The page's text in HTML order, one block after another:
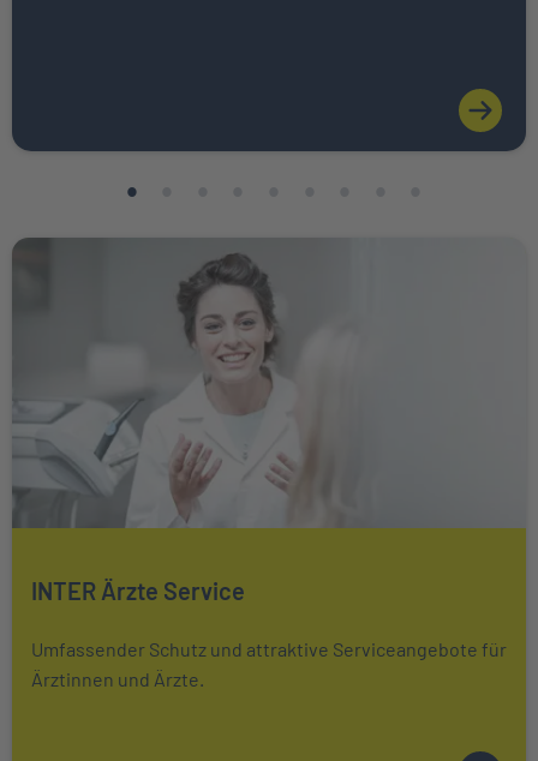
Weiter zu INTER Ärzte Service
INTER Ärzte Service
Umfassender Schutz und attraktive Serviceangebote für
Ärztinnen und Ärzte.